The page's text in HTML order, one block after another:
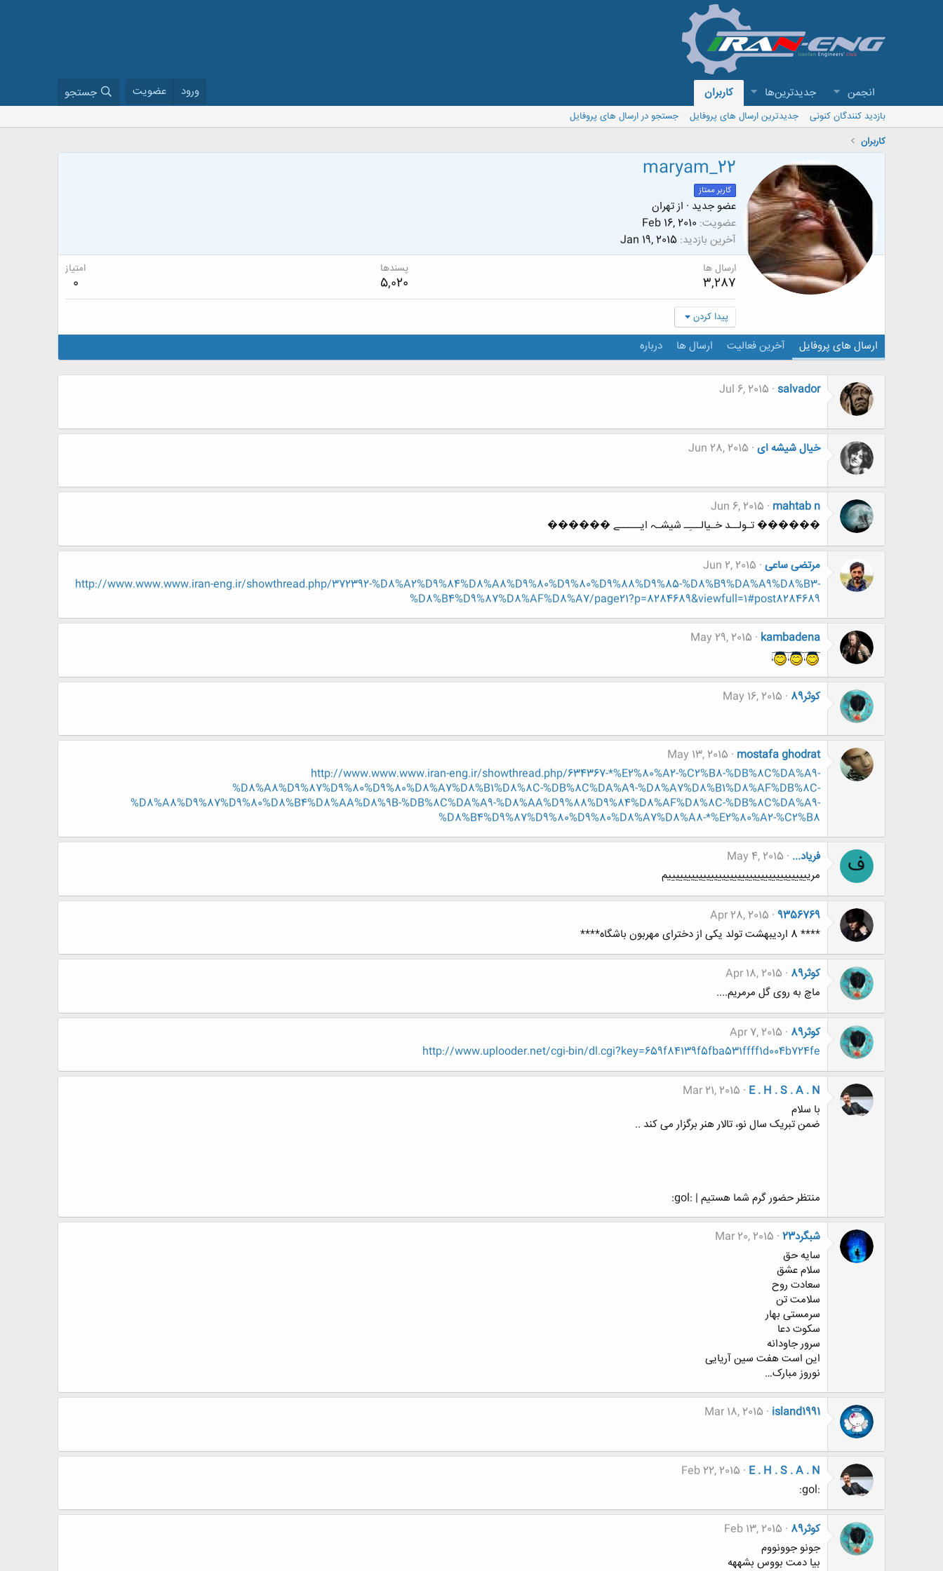
انجمن جدیدترین‌ها کاربران ورود عضویت جستجو
بازدید کنندگان کنونی جدیدترین ارسال های پروفایل
جستجو در ارسال های پروفایل
کاربران
maryam_22
کاربر ممتاز
عضو جدید · ازتهران
عضویت Feb 16, 2010
آخرین بازدید Jan 19, 2015
ارسال ها
3,287
پسندها
5,020
امتیاز
0
پیدا کردن
ارسال های پروفایل آخرین فعالیت ارسال ها درباره
salvador
Jul 6, 2015
خیال شیشه ای Jun 28, 2015
mahtab n
Jun 6, 2015
������ تـولــد خـیالـــِـ شیشـہ ایـــــے ������
مرتضی ساعی Jun 2, 2015
http://www.www.www.iran-eng.ir/showthread.php/372392-%D8%A2%D9%84%D8%A8%D9%80%D9%80%D9%88%D9%85-%D8%B9%DA%A9%D8%B3-
%D8%B4%D9%87%D8%AF%D8%A7/page21?p=8284689&viewfull=1#post8284689
kambadena
May 29, 2015
کوثر89 May 16, 2015
mostafa ghodrat
May 13, 2015
http://www.www.www.iran-eng.ir/showthread.php/634367-*%E2%80%A2-%C2%B8-%DB%8C%DA%A9-
%D8%A8%D9%87%D9%80%D9%80%D8%A7%D8%B1%D8%8C-%DB%8C%DA%A9-%D8%A7%D8%B1%D8%AF%DB%8C-
%D8%A8%D9%87%D9%80%D8%B4%D8%AA%D8%9B-%DB%8C%DA%A9-%D8%AA%D9%88%D9%84%D8%AF%D8%8C-%DB%8C%DA%A9-
%D8%B4%D9%87%D9%80%D9%80%D8%A7%D8%A8-*%E2%80%A2-%C2%B8
ف فریاد... May 4, 2015
مریییییییییییییییییییییییییییییییییییییم
9356769
Apr 28, 2015
**** 8 اردیبهشت تولد یکی از دخترای مهربون باشگاه****
کوثر89
Apr 18, 2015
ماچ به روی گل مرمریم....
کوثر89
Apr 7, 2015
http://www.uplooder.net/cgi-bin/dl.cgi?key=659f84139f5fba531ffff1d004b724fe
E . H . S . A . N
Mar 21, 2015
با سلام
ضمن تبریک سال نو، تالار هنر برگزار می کند ..
منتظر حضور گرم شما هستیم | :gol:
شبگرد23
Mar 20, 2015
سایه حق
سلام عشق
سعادت روح
سلامت تن
سرمستی بهار
سکوت دعا
سرور جاودانه
این است هفت سین آریایی
نوروز مبارک…
island1991
Mar 18, 2015
E . H . S . A . N
Feb 22, 2015
:gol:
کوثر89
Feb 13, 2015
جونو جوونووم
بیا دمت بووس بشههه